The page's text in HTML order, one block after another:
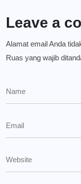
Leave a
Alamat email Anda
Ruas yang wajib